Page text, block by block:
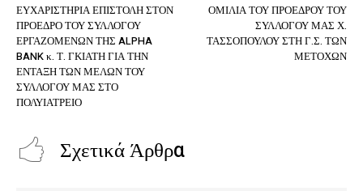
ΕΥΧΑΡΙΣΤΗΡΙΑ ΕΠΙΣΤΟΛΗ ΣΤΟΝ
ΠΡΟΕΔΡΟ ΤΟΥ ΣΥΛΛΟΓΟΥ
ΕΡΓΑΖΟΜΕΝΩΝ ΤΗΣ ALPHA
BANK κ. Τ. ΓΚΙΑΤΗ ΓΙΑ ΤΗΝ
ΕΝΤΑΞΗ ΤΩΝ ΜΕΛΩΝ ΤΟΥ
ΣΥΛΛΟΓΟΥ ΜΑΣ ΣΤΟ
ΠΟΛΥΙΑΤΡΕΙΟ
ΟΜΙΛΙΑ ΤΟΥ ΠΡΟΕΔΡΟΥ ΤΟΥ
ΣΥΛΛΟΓΟΥ ΜΑΣ Χ.
ΤΑΣΣΟΠΟΥΛΟΥ ΣΤΗ Γ.Σ. ΤΩΝ
ΜΕΤΟΧΩΝ
Σχετικά Άρθρα